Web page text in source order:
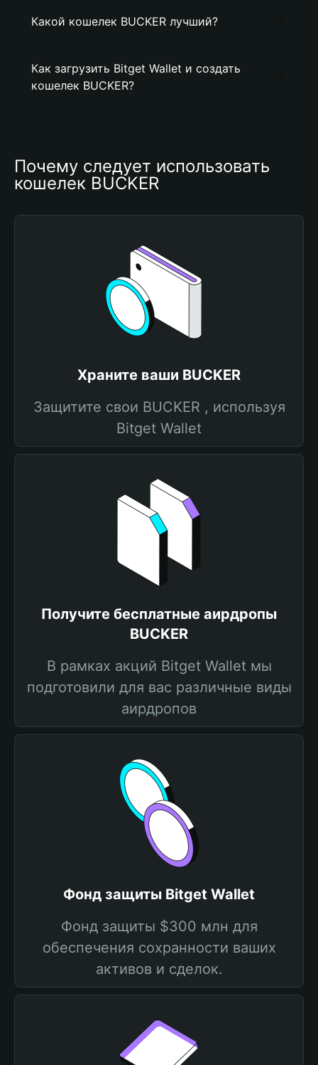
Какой кошелек BUCKER лучший?
Как загрузить Bitget Wallet и создать
кошелек BUCKER?
Почему следует использовать
кошелек BUCKER
Храните ваши BUCKER
Защитите свои BUCKER , используя
Bitget Wallet
Получите бесплатные аирдропы
BUCKER
В рамках акций Bitget Wallet мы
подготовили для вас различные виды
аирдропов
Фонд защиты Bitget Wallet
Фонд защиты $300 млн для
обеспечения сохранности ваших
активов и сделок.